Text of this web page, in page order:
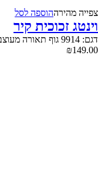
צפייה‬ ‫מהירה‬הוספה לסל
וינטג זכוכית קיר
דגם: 9914 גוף תאורה מעוצב לחלל הבית
₪149.00